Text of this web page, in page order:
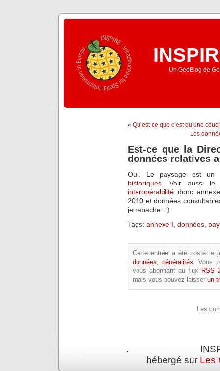
Un GeoBlog de
« Qu’est-ce que c’est qu’une
Les
Est-ce que la
données relatives
Oui. Le paysage est un
historiques . Voir aussi
interopérabilité donc
2010 et données
je rabache…)
Tags: annexe I données
Cette entrée a été posté le
données, généralités. Vous
vous abonnant au flux RSS
mais vous pouvez laisser un
Les
hébergé sur Les